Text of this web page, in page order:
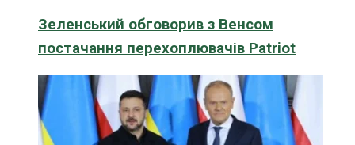
Зеленський обговорив з Венсом
постачання перехоплювачів Patriot